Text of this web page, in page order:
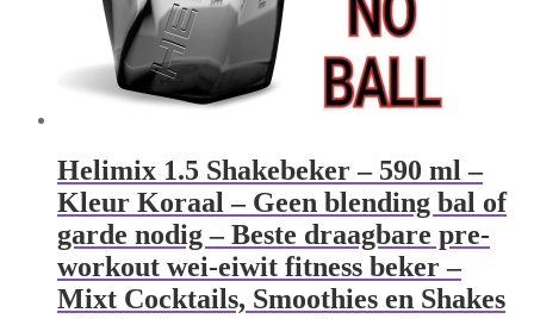
Helimix 1.5 Shakebeker – 590 ml –
Kleur Koraal – Geen blending bal of
garde nodig – Beste draagbare pre-
workout wei-eiwit fitness beker –
Mixt Cocktails, Smoothies en Shakes